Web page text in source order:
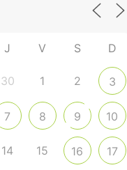
J V S D
30 1 2 3
7 8 9 10
14 15 16 17